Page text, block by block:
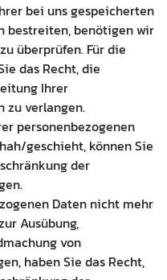
bei uns gespeicherten
bestreiten, benötigen wir
überprüfen. Für die
das Recht, die
Ihrer
zu verlangen.
personenbezogenen
geschieht, können Sie
der
Daten nicht mehr
Ausübung,
von
haben Sie das Recht,